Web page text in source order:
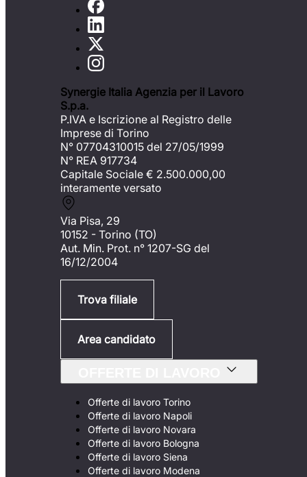
Synergie Italia Agenzia per il Lavoro
S.p.a.
P.IVA e Iscrizione al Registro delle
Imprese di Torino
N° 07704310015 del 27/05/1999
N° REA 917734
Capitale Sociale € 2.500.000,00
interamente versato
Via Pisa, 29
10152 - Torino (TO)
Aut. Min. Prot. n° 1207-SG del
16/12/2004
Trova filiale
Area candidato
Offerte di lavoro Torino
Offerte di lavoro Napoli
Offerte di lavoro Novara
Offerte di lavoro Bologna
Offerte di lavoro Siena
Offerte di lavoro Modena